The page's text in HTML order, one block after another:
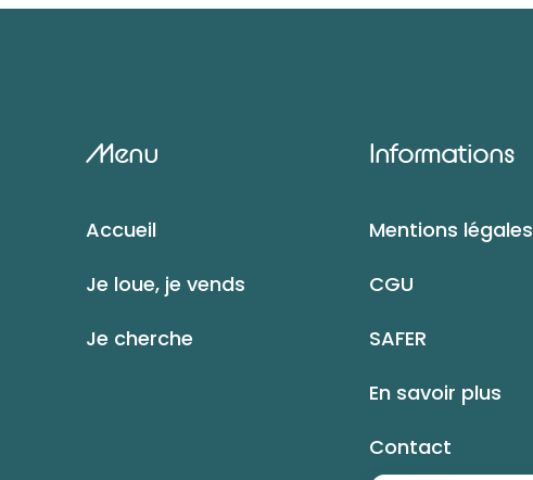
Menu
Accueil
Je loue, je vends
Je cherche
Informations
Mentions légales
CGU
SAFER
En savoir plus
Contact